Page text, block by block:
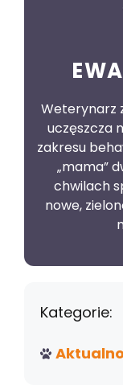
Weterynarz
uczęszcza
zakresu
„mama”
chwilach
nowe,
Kategorie: